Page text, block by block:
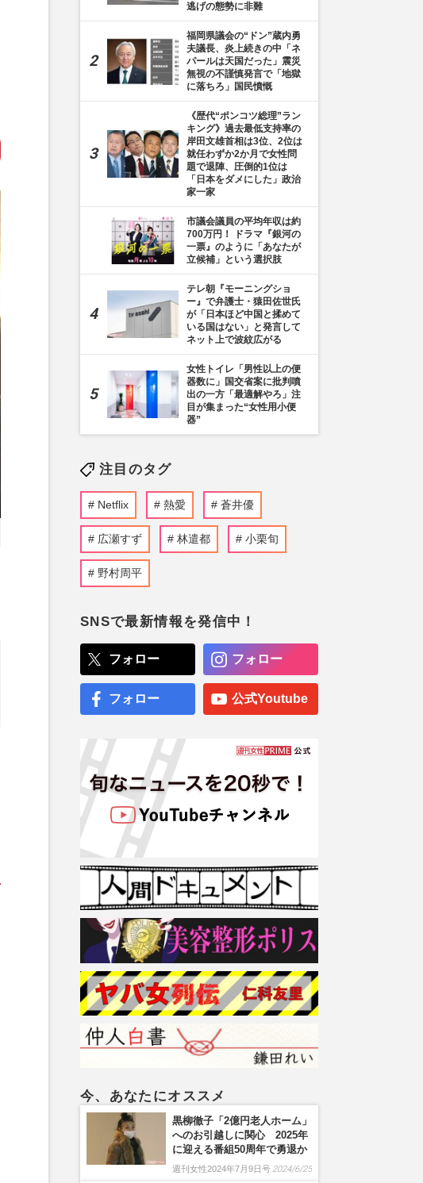
逃げの態勢に非難
福岡県議会の“ドン”蔵内勇
夫議長、炎上続きの中「ネ
パールは天国だった」震災
無視の不謹慎発言で「地獄
に落ちろ」国民憤慨
《歴代“ポンコツ総理”ラン
キング》過去最低支持率の
岸田文雄首相は3位、2位は
就任わずか2か月で女性問
題で退陣、圧倒的1位は
「日本をダメにした」政治
家一家
市議会議員の平均年収は約
700万円！ ドラマ『銀河の
一票』のように「あなたが
立候補」という選択肢
テレ朝『モーニングショ
ー』で弁護士・猿田佐世氏
が「日本ほど中国と揉めて
いる国はない」と発言して
ネット上で波紋広がる
女性トイレ「男性以上の便
器数に」国交省案に批判噴
出の一方「最適解やろ」注
目が集まった“女性用小便
器”
注目のタグ
Netflix 熱愛 蒼井優
広瀬すず 林遣都 小栗旬
野村周平
SNSで最新情報を発信中！
フォロー フォロー
フォロー 公式Youtube
今、あなたにオススメ
黒柳徹子「2億円老人ホーム」
へのお引越しに関心 2025年
に迎える番組50周年で勇退か
週刊女性2024年7月9日号 2024/6/25